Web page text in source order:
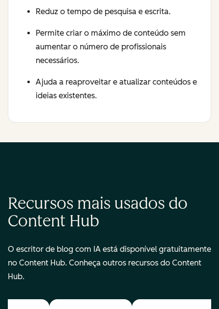
Reduz o tempo de pesquisa e escrita.
Permite criar o máximo de conteúdo sem
aumentar o número de profissionais
necessários.
Ajuda a reaproveitar e atualizar conteúdos e
ideias existentes.
Recursos mais usados do
Content Hub
O escritor de blog com IA está disponível gratuitamente
no Content Hub. Conheça outros recursos do Content
Hub.